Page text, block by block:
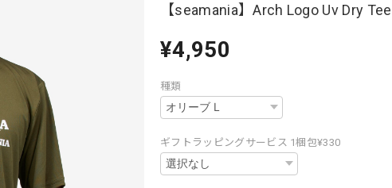
【seamania】Arch Logo Uv Dry
¥4,950
種類
ギフトラッピングサービス 1梱包¥330